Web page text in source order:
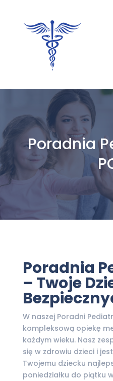
Poradnia
Poradnia
– Twoje
W naszej Poradni
kompleksową opiekę
każdym wieku. Nasz
się w zdrowiu dzieci i
Twojemu dziecku
poniedziałku do piątku